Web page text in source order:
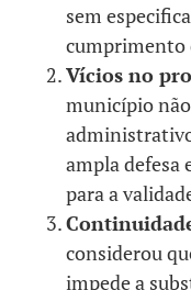
sem
cumprimento
Vícios no
município
ampla
para a
considerou
impede a